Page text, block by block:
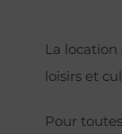
La location
loisirs et
Pour